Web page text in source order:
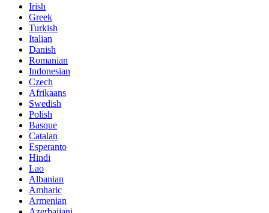
Irish
Greek
Turkish
Italian
Danish
Romanian
Indonesian
Czech
Afrikaans
Swedish
Polish
Basque
Catalan
Esperanto
Hindi
Lao
Albanian
Amharic
Armenian